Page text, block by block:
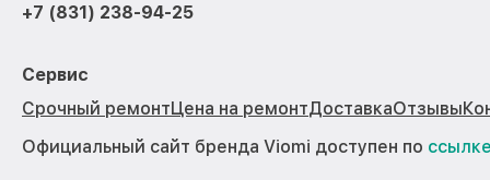
+7 (831) 238-94-25
Сервис
Срочный ремонтЦена на ремонтДоставкаОтзывы
Официальный сайт бренда Viomi доступен по